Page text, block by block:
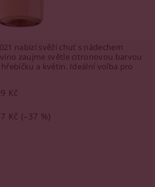
nabízí svěží chuť s nádechem
zaujme světle citronovou barvou
a květin. Ideální volba pro
Kč
Kč (–37 %)